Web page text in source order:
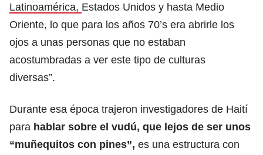
Latinoamérica, Estados Unidos y hasta Medio
Oriente, lo que para los años 70’s era abrirle los
ojos a unas personas que no estaban
acostumbradas a ver este tipo de culturas
diversas”.
Durante esa época trajeron investigadores de Haití
para hablar sobre el vudú, que lejos de ser unos
“muñequitos con pines”, es una estructura con